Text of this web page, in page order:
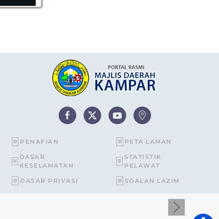
PENAFIAN
DASAR
KESELAMATAN
DASAR PRIVASI
PETA LAMAN
STATISTIK
PELAWAT
SOALAN LAZIM